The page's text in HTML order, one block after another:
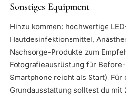
Sonstiges Equipment
Hinzu kommen: hochwertige
Hautdesinfektionsmittel,
Nachsorge-Produkte zum
Fotografieausrüstung für
Smartphone reicht als Start). Für
Grundausstattung solltest du mit